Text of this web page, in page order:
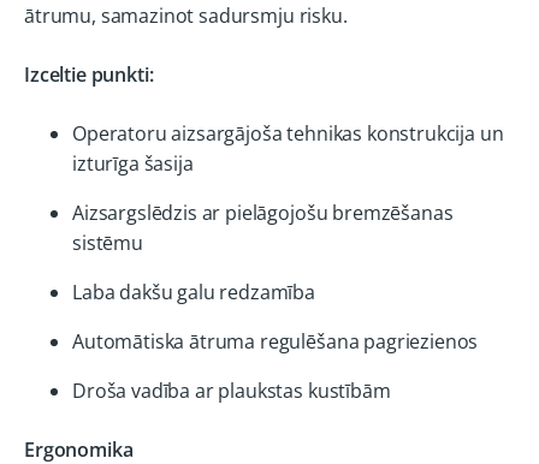
ātrumu, samazinot sadursmju risku.
Izceltie punkti:
Operatoru aizsargājoša tehnikas konstrukcija un
izturīga šasija
Aizsargslēdzis ar pielāgojošu bremzēšanas
sistēmu
Laba dakšu galu redzamība
Automātiska ātruma regulēšana pagriezienos
Droša vadība ar plaukstas kustībām
Ergonomika